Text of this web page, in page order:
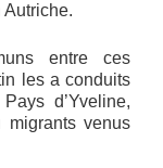
entre ces
les a conduits
d’Yveline,
migrants venus